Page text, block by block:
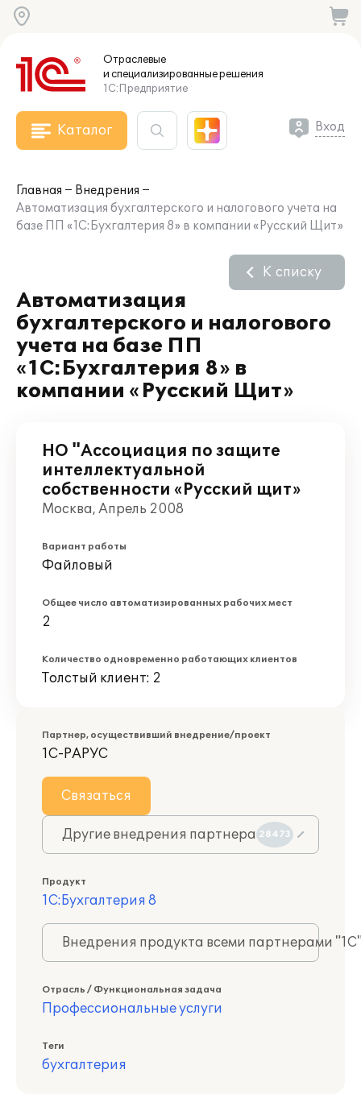
Отраслевые
и специализированныерешения
1С:Предприятие
Каталог Вход
Главная
Внедрения
Автоматизация бухгалтерского и налогового учета на
базе ПП «1С:Бухгалтерия 8» в компании «Русский Щит»
Автоматизация
бухгалтерского и налогового
учета на базе ПП
«1С:Бухгалтерия 8» в
компании «Русский Щит»
К списку
НО "Ассоциация по защите
интеллектуальной
собственности «Русский щит»
Москва, Апрель 2008
Вариант работы
Файловый
Общее число автоматизированных рабочих мест
2
Количество одновременно работающих клиентов
Толстый клиент: 2
Партнер, осуществивший внедрение/проект
1С-РАРУС
Связаться
Другие внедрения партнера 28473
Продукт
1С:Бухгалтерия 8
Внедрения продукта всеми партнерами
Отрасль / Функциональная задача
Профессиональные услуги
Теги
бухгалтерия